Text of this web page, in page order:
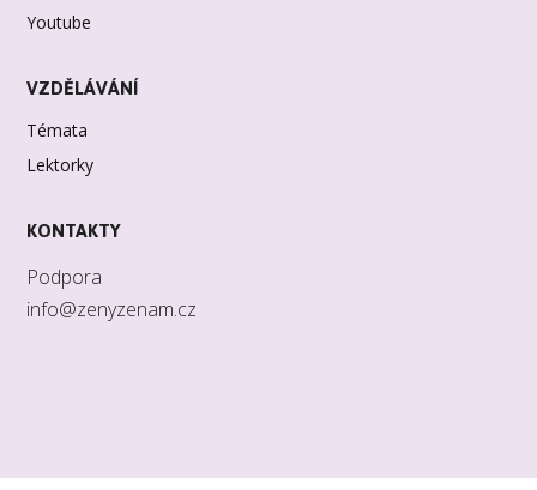
Youtube
VZDĚLÁVÁNÍ
Témata
Lektorky
KONTAKTY
Podpora
info@zenyzenam.cz